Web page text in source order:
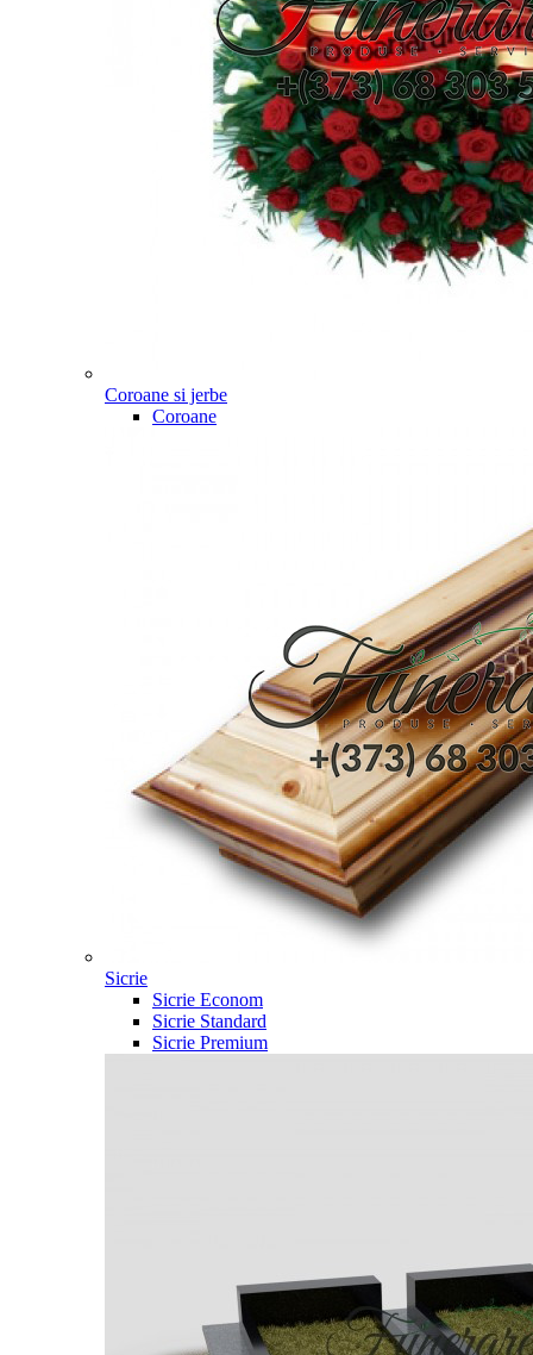
Coroane si jerbe
Coroane
Sicrie
Sicrie Econom
Sicrie Standard
Sicrie Premium